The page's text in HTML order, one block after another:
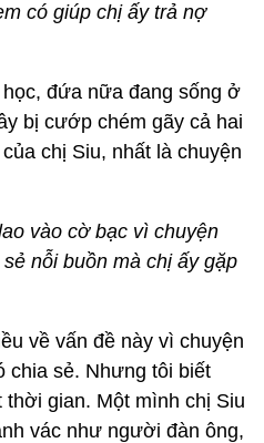
có giúp chị ấy trả nợ
đứa nữa đang sống ở
bị cướp chém gãy cả hai
chị Siu, nhất là chuyện
vào cờ bạc vì chuyện
nỗi buồn mà chị ấy gặp
về vấn đề này vì chuyện
chia sẻ. Nhưng tôi biết
thời gian. Một mình chị Siu
vác như người đàn ông,